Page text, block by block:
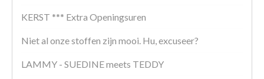
KERST *** Extra Openingsuren
Niet al onze stoffen zijn mooi. Hu, excuseer?
LAMMY - SUEDINE meets TEDDY